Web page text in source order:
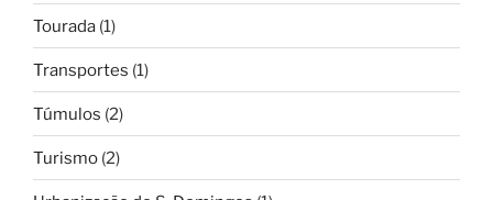
Tourada (1)
Transportes (1)
Túmulos (2)
Turismo (2)